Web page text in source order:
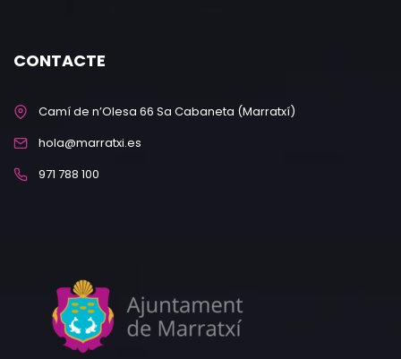
CONTACTE
Camí de n’Olesa 66 Sa Cabaneta (Marratxí)
hola@marratxi.es
971 788 100